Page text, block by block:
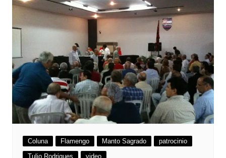
Coluna Flamengo Manto Sagrado
patrocinio
Tulio Rodrigues
video